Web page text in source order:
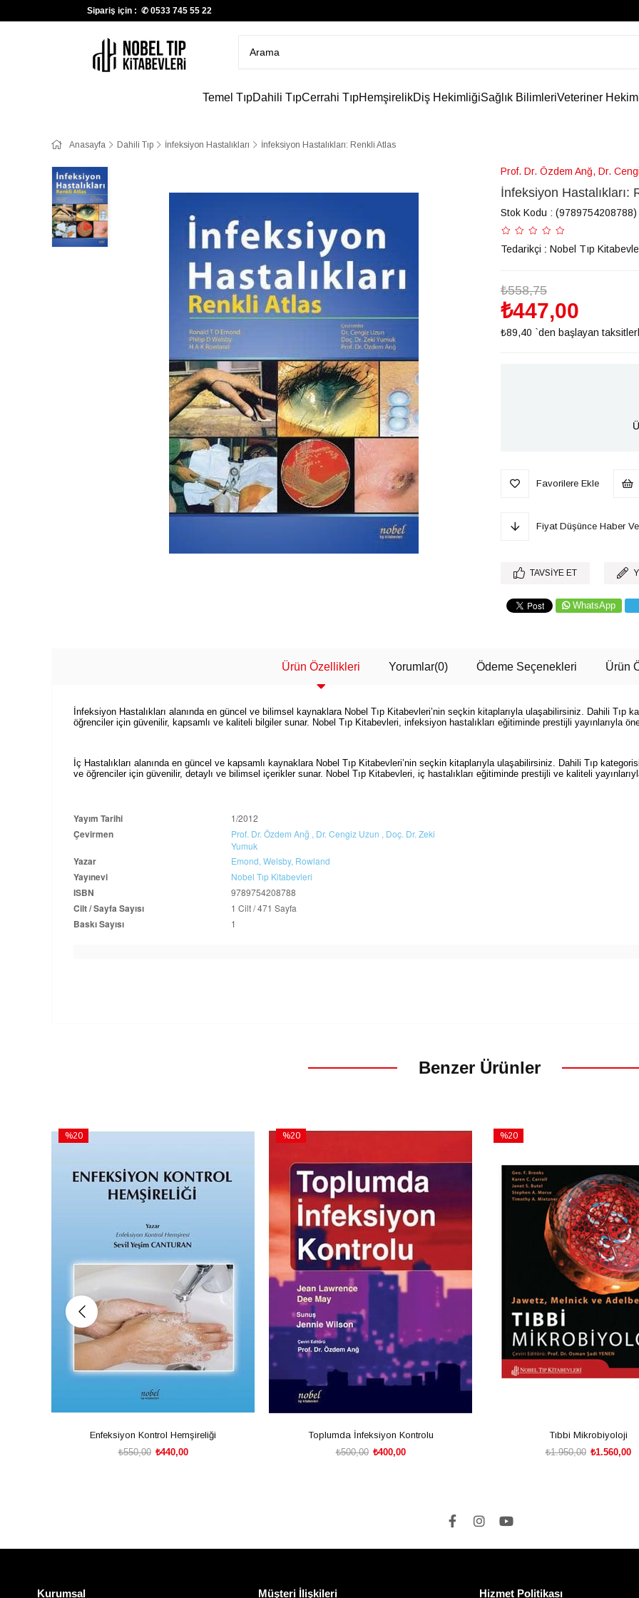
Sipariş için : ✆ 0533 745 55 22
Temel TıpDahili TıpCerrahi TıpHemşirelikDiş HekimliğiSağlık BilimleriVeteriner
Anasayfa Dahili Tıp İnfeksiyon Hastalıkları İnfeksiyon Hastalıkları: Renkli Atlas
Prof. Dr. Özdem Anğ, Dr.
İnfeksiyon Hastalıkları:
Stok Kodu (9789754208788)
Tedarikçi : Nobel Tıp
₺558,75
₺447,00
₺89,40 `den başlayan
Favorilere Ekle
Fiyat Düşünce Haber
TAVSIYE ET
WhatsApp
Ürün Özellikleri Yorumlar(0) Ödeme Seçenekleri Ürün
İnfeksiyon Hastalıkları alanında en güncel ve bilimsel kaynaklara Nobel Tıp Kitabevleri’nin seçkin kitaplarıyla ulaşabilirsiniz. Dahili Tıp
öğrenciler için güvenilir, kapsamlı ve kaliteli bilgiler sunar. Nobel Tıp Kitabevleri, infeksiyon hastalıkları eğitiminde prestijli yayınlarıyla
İç Hastalıkları alanında en güncel ve kapsamlı kaynaklara Nobel Tıp Kitabevleri’nin seçkin kitaplarıyla ulaşabilirsiniz. Dahili Tıp
ve öğrenciler için güvenilir, detaylı ve bilimsel içerikler sunar. Nobel Tıp Kitabevleri, iç hastalıkları eğitiminde prestijli ve kaliteli
Yayım Tarihi 1/2012
Çevirmen Prof. Dr. Özdem Anğ , Dr. Cengiz Uzun , Doç. Dr. Zeki
Yumuk
Yazar Emond, Welsby, Rowland
Yayınevi Nobel Tıp Kitabevleri
ISBN 9789754208788
Cilt / Sayfa Sayısı 1 Cilt / 471 Sayfa
Baskı Sayısı 1
Benzer Ürünler
%20
Enfeksiyon Kontrol Hemşireliği
₺440,00
₺550,00
%20
%20İndirim
Toplumda İnfeksiyon Kontrolu
₺400,00
₺500,00
%20
%20İndirim
Tıbbi Mikrobiyoloji
₺1.560,00
₺1.950,00
Kurumsal Müşteri İlişkileri Hizmet Politikası